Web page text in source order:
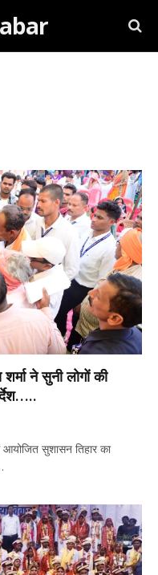
ने सुनी लोगों की
आयोजित सुशासन तिहार का